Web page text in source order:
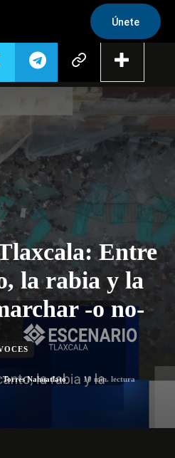
Únete
Entre
la rabia y la
-o no-
Torres Nahuatlato 10 min. lectura